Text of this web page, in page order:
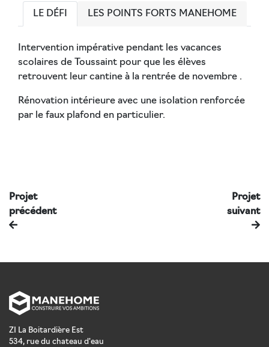
LE DÉFI LES POINTS FORTS MANEHOME
Intervention impérative pendant les vacances
scolaires de Toussaint pour que les élèves
retrouvent leur cantine à la rentrée de novembre .
Rénovation intérieure avec une isolation renforcée
par le faux plafond en particulier.
Projet
précédent
Projet
suivant
ZI La Boitardière Est
534, rue du chateau d'eau